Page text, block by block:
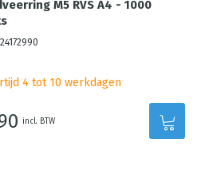
M5 RVS A4 - 1000
4 tot 10 werkdagen
incl. BTW